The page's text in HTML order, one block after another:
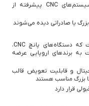
کیفیت ساخت فوق‌العاده، دقت پانچ بالا و سیستم‌های CNC پیشرفته از
بزرگ یا صادراتی دیده می‌شوند
Durma یکی از برندهای خوش‌نام ترکیه‌ای است که دستگاه‌های پانچ CNC،
برندهای اروپایی عرضه
و قابلیت تعویض قالب
بزرگ مناسب هستند
قرار دارد